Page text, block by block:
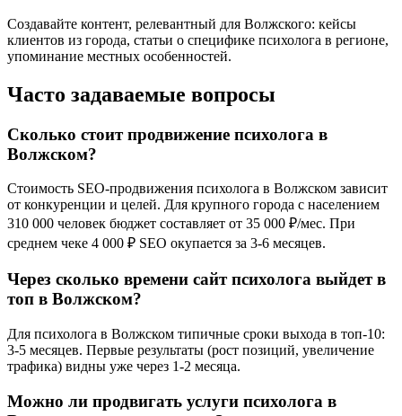
Создавайте контент, релевантный для Волжского: кейсы
клиентов из города, статьи о специфике психолога в регионе,
упоминание местных особенностей.
Часто задаваемые вопросы
Сколько стоит продвижение психолога в
Волжском?
Стоимость SEO-продвижения психолога в Волжском зависит
от конкуренции и целей. Для крупного города с населением
310 000 человек бюджет составляет от 35 000 ₽/мес. При
среднем чеке 4 000 ₽ SEO окупается за 3-6 месяцев.
Через сколько времени сайт психолога выйдет в
топ в Волжском?
Для психолога в Волжском типичные сроки выхода в топ-10:
3-5 месяцев. Первые результаты (рост позиций, увеличение
трафика) видны уже через 1-2 месяца.
Можно ли продвигать услуги психолога в